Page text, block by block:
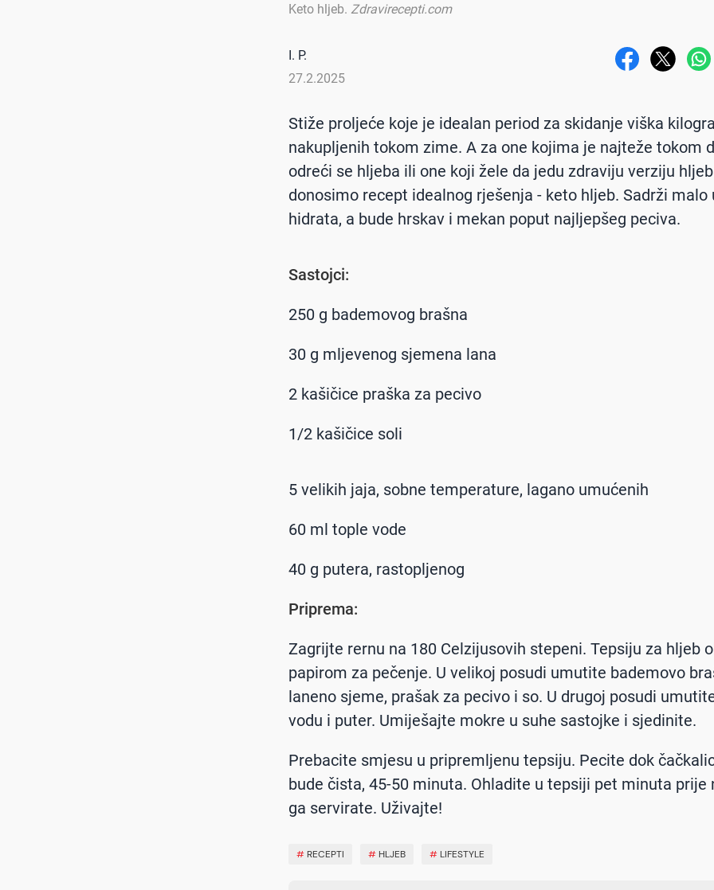
Keto hljeb. Zdravirecepti.com
I. P.
27.2.2025
Stiže proljeće koje je idealan period za skidanje viška
nakupljenih tokom zime. A za one kojima je najteže tokom
odreći se hljeba ili one koji žele da jedu zdraviju verziju
donosimo recept idealnog rješenja - keto hljeb. Sadrži malo
hidrata, a bude hrskav i mekan poput najljepšeg peciva.
Sastojci:
250 g bademovog brašna
30 g mljevenog sjemena lana
2 kašičice praška za pecivo
1/2 kašičice soli
5 velikih jaja, sobne temperature, lagano umućenih
60 ml tople vode
40 g putera, rastopljenog
Priprema:
Zagrijte rernu na 180 Celzijusovih stepeni. Tepsiju za hljeb
papirom za pečenje. U velikoj posudi umutite bademovo
laneno sjeme, prašak za pecivo i so. U drugoj posudi
vodu i puter. Umiješajte mokre u suhe sastojke i sjedinite.
Prebacite smjesu u pripremljenu tepsiju. Pecite dok
bude čista, 45-50 minuta. Ohladite u tepsiji pet minuta prije
ga servirate. Uživajte!
# RECEPTI # HLJEB # LIFESTYLE